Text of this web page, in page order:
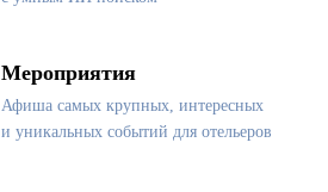
Мероприятия
Афиша самых крупных, интересных
и уникальных событий для отельеров